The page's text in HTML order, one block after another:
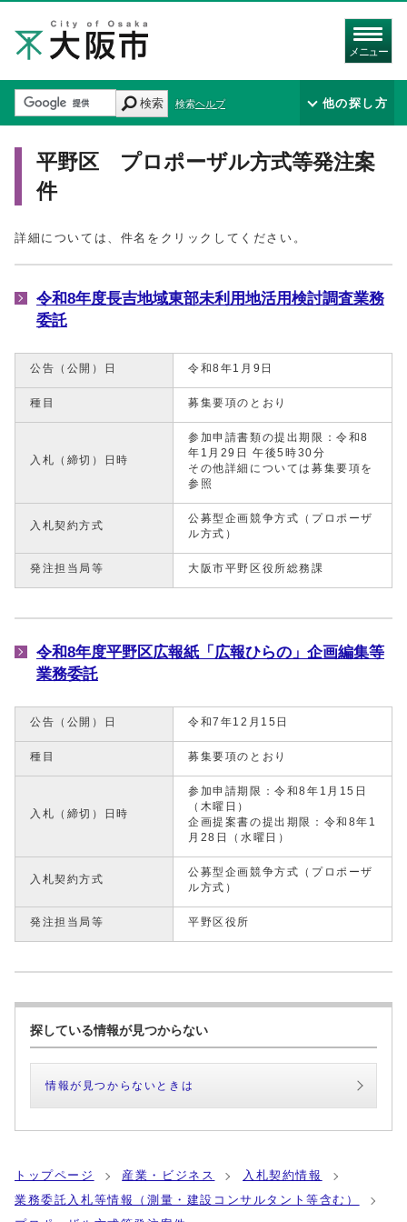
メニュー
検索 検索ヘルプ 他の探し方
平野区 プロポーザル方式等発注案
件
詳細については、件名をクリックしてください。
令和8年度長吉地域東部未利用地活用検討調査業務
委託
公告（公開）日 令和8年1月9日
種目 募集要項のとおり
入札（締切）日時
参加申請書類の提出期限：令和8
年1月29日 午後5時30分
その他詳細については募集要項を
参照
入札契約方式
公募型企画競争方式（プロポーザ
ル方式）
発注担当局等 大阪市平野区役所総務課
令和8年度平野区広報紙「広報ひらの」企画編集等
業務委託
公告（公開）日 令和7年12月15日
種目 募集要項のとおり
入札（締切）日時
参加申請期限：令和8年1月15日
（木曜日）
企画提案書の提出期限：令和8年1
月28日（水曜日）
入札契約方式
公募型企画競争方式（プロポーザ
ル方式）
発注担当局等 平野区役所
探している情報が見つからない
情報が見つからないときは
トップページ 産業・ビジネス
入札契約情報
業務委託入札等情報（測量・建設コンサルタント等含む）